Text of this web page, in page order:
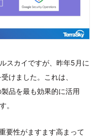
スカイですが、昨年5月に
けました。これは、
品を最も効果的に活用
。
要性がますます高まって